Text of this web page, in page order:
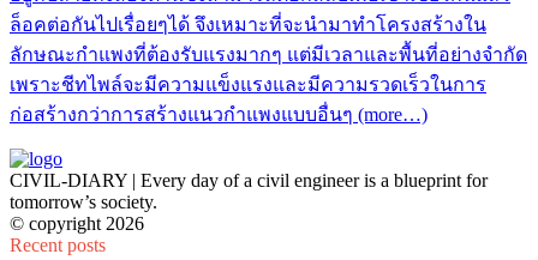
ล็อคต่อกันไปเรื่อยๆได้ จึงเหมาะที่จะนำมาทำโครงสร้างใน
ลักษณะกำแพงที่ต้องรับแรงมากๆ แต่มีเวลาและพื้นที่อย่างจำกัด
เพราะชีทไพล์จะมีความแข็งแรงและมีความรวดเร็วในการ
ก่อสร้างกว่าการสร้างแนวกำแพงแบบอื่นๆ (more…)
CIVIL-DIARY | Every day of a civil engineer is a blueprint for
tomorrow’s society.
© copyright 2026
Recent posts